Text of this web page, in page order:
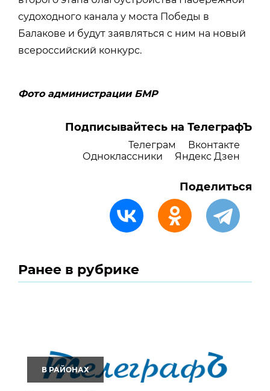
судоходного канала у моста Победы в
Балакове и будут заявляться с ним на новый
всероссийский конкурс.
Фото администрации БМР
Подписывайтесь на ТелеграфЪ
Телеграм
Вконтакте
Одноклассники
Яндекс Дзен
Поделиться
Ранее в рубрике
В РАЙОНАХ